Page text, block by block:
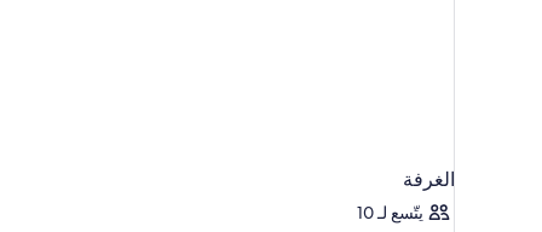
الغرفة
يتّسع لـ 10